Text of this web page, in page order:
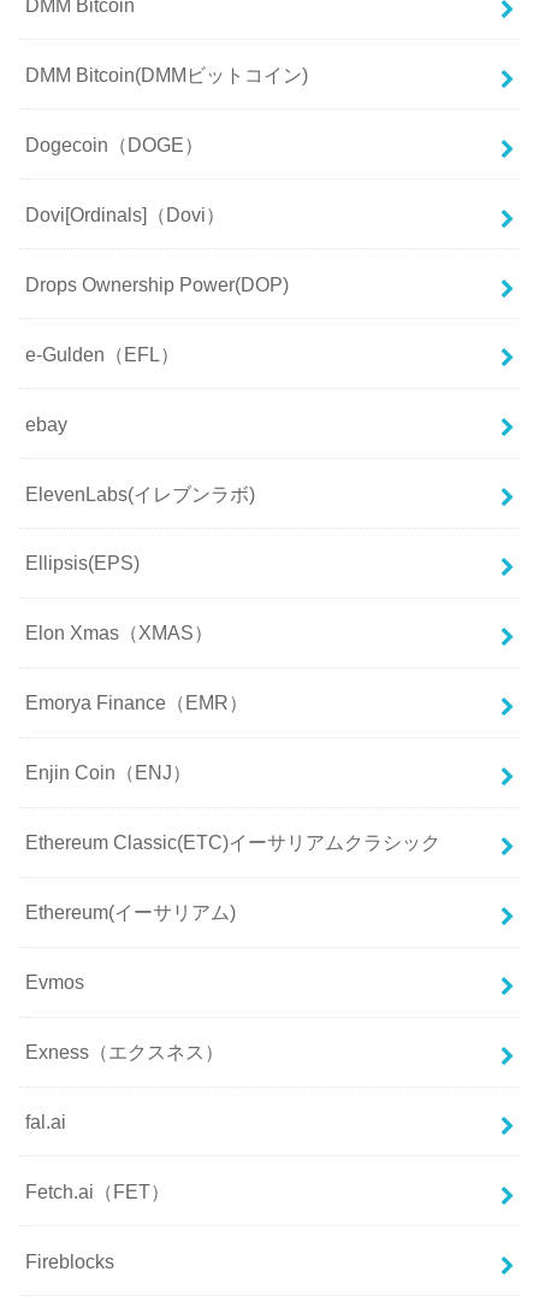
DMM Bitcoin
DMM Bitcoin(DMMビットコイン)
Dogecoin（DOGE）
Dovi[Ordinals]（Dovi）
Drops Ownership Power(DOP)
e-Gulden（EFL）
ebay
ElevenLabs(イレブンラボ)
Ellipsis(EPS)
Elon Xmas（XMAS）
Emorya Finance（EMR）
Enjin Coin（ENJ）
Ethereum Classic(ETC)イーサリアムクラシック
Ethereum(イーサリアム)
Evmos
Exness（エクスネス）
fal.ai
Fetch.ai（FET）
Fireblocks